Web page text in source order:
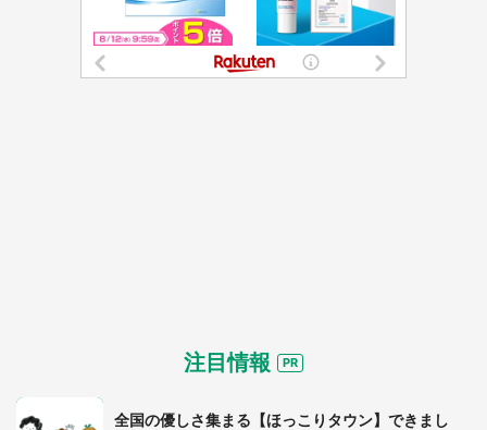
注目情報
全国の優しさ集まる【ほっこりタウン】できまし